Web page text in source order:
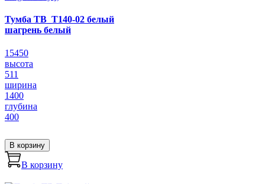
Тумба ТВ_Т140-02 белый
шагрень белый
15450
высота
511
ширина
1400
глубина
400
В корзину
В корзину